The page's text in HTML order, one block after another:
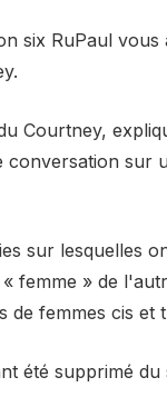
six RuPaul
Courtney,
conversation sur
sur lesquelles
femme » de
femmes cis et
été supprimé